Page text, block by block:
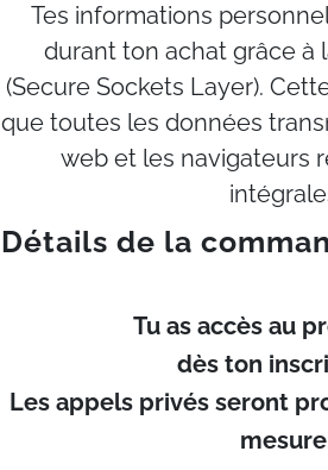
Tes informations
durant ton achat grâce à
(Secure Sockets Layer).
que toutes les données
web et les navigateurs
Détails de la
Tu as accès au
dès ton
Les appels privés seront